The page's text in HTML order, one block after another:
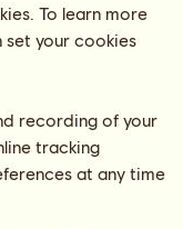
UFOs
To learn more
set your cookies
recording of your
tracking
at any time